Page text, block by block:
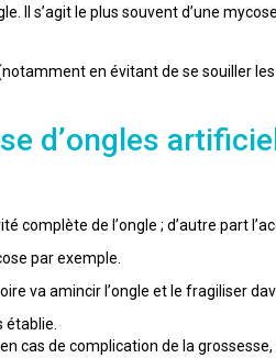
Il s’agit le plus souvent d’une
en évitant de se souiller
d’ongles
complète de l’ongle ; d’autre part
par exemple.
va amincir l’ongle et le fragiliser
établie.
cas de complication de la